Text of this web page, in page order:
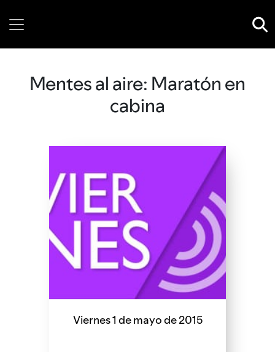
Mentes al aire: Maratón en
cabina
Viernes 1 de mayo de 2015